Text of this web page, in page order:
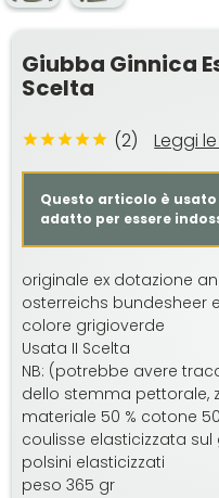
Giubba Ginnica
Scelta
(2) Leggi le
Questo articolo è usato
adatto per essere
originale ex dotazione
osterreichs bundesheer
colore grigioverde
Usata II Scelta
NB: (potrebbe avere
dello stemma pettorale,
materiale 50 % cotone
coulisse elasticizzata sul
polsini elasticizzati
peso 365 gr